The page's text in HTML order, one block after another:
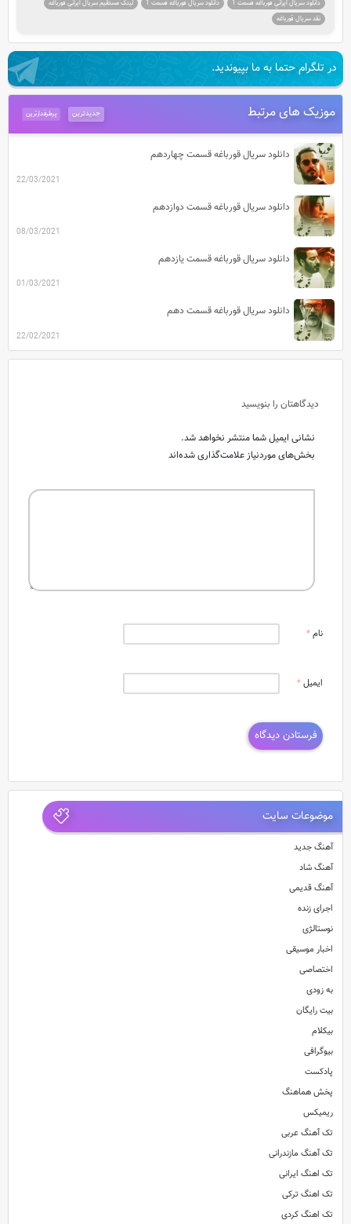
دانلود سریال ايراني قورباغه قسمت 1
دانلود سریال قورباغه قسمت 1
لينک مستقيم سریال ايراني قورباغه
نقد سریال قورباغه
در تلگرام حتما به ما بپیوندید.
موزیک های مرتبط پرطرفدارترین جدیدترین
دانلود سریال قورباغه قسمت چهاردهم
22/03/2021
دانلود سریال قورباغه قسمت دوازدهم
08/03/2021
دانلود سریال قورباغه قسمت یازدهم
01/03/2021
دانلود سریال قورباغه قسمت دهم
22/02/2021
دیدگاهتان را بنویسید
نشانی ایمیل شما منتشر نخواهد شد.
بخش‌های موردنیاز علامت‌گذاری شده‌اند
نام*
ایمیل*
موضوعات سایت
آهنگ جدید
آهنگ شاد
آهنگ قدیمی
اجرای زنده
نوستالژی
اخبار موسیقی
اختصاصی
به زودی
بیت رایگان
بیکلام
بیوگرافی
پادکست
پخش هماهنگ
ریمیکس
تک آهنگ عربی
تک آهنگ مازندرانی
تک اهنگ ایرانی
تک اهنگ ترکی
تک اهنگ کردی